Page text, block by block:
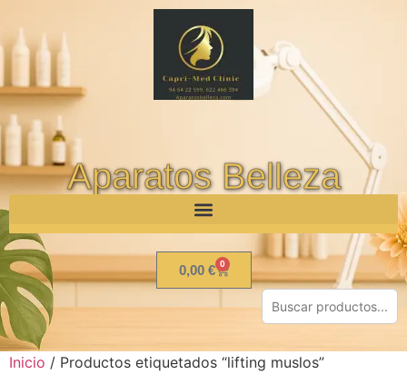
Aparatos Belleza
0,00 € 0
Inicio / Productos etiquetados “lifting muslos”